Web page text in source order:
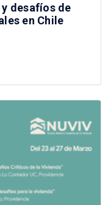
desafíos de
en Chile